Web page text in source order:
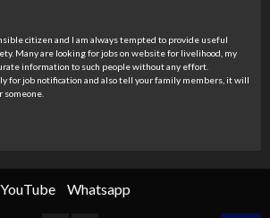
citizen and I am always tempted to provide useful
Many are looking for jobs on website for livelihood, my
information to such people without any effort.
for job notification and also tell your family members, it will
YouTube Whatsapp